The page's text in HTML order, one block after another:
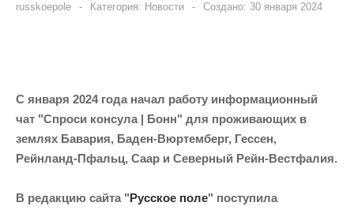
russkoepole Категория: Новости Создано: 30 января 2024
С января 2024 года начал работу информационный
чат "Спроси консула | Бонн" для проживающих в
землях Бавария, Баден-Вюртемберг, Гессен,
Рейнланд-Пфальц, Саар и Северный Рейн-Вестфалия.
В редакцию сайта "Русское поле" поступила